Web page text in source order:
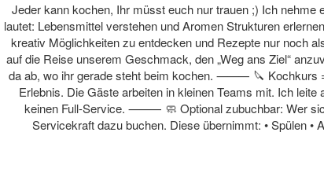
Jeder kann kochen, Ihr müsst euch nur trauen ;) Ich
lautet: Lebensmittel verstehen und Aromen Strukturen
kreativ Möglichkeiten zu entdecken und Rezepte nur noch
auf die Reise unserem Geschmack, den „Weg ans Ziel“
da ab, wo ihr gerade steht beim kochen. ⸻ 🔪 Kochkurs
Erlebnis. Die Gäste arbeiten in kleinen Teams mit. Ich
keinen Full-Service. ⸻ 🧼 Optional zubuchbar: Wer
Servicekraft dazu buchen. Diese übernimmt: • Spülen •